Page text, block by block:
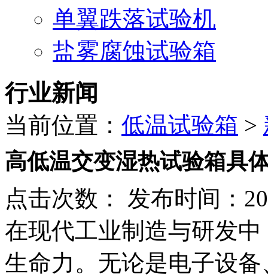
单翼跌落试验机
盐雾腐蚀试验箱
行业新闻
当前位置： 低温试验箱 >
高低温交变湿热试验箱具
点击次数：
发布时间：
在现代工业制造与研发
生命力。无论是电子设